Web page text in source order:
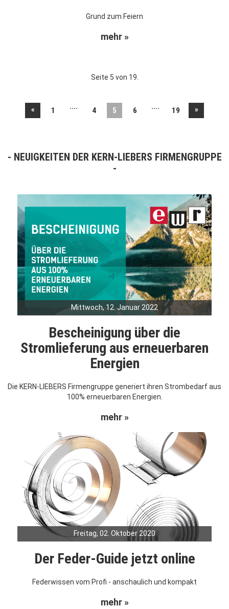
Grund zum Feiern
mehr »
Seite 5 von 19.
« 1 .... 4 5 6 .... 19 »
NEUIGKEITEN DER KERN-LIEBERS FIRMENGRUPPE
Mittwoch, 12. Januar 2022
Bescheinigung über die
Stromlieferung aus erneuerbaren
Energien
Die KERN-LIEBERS Firmengruppe generiert ihren Strombedarf aus
100% erneuerbaren Energien.
mehr »
Freitag, 02. Oktober 2020
Der Feder-Guide jetzt online
Federwissen vom Profi - anschaulich und kompakt
mehr »